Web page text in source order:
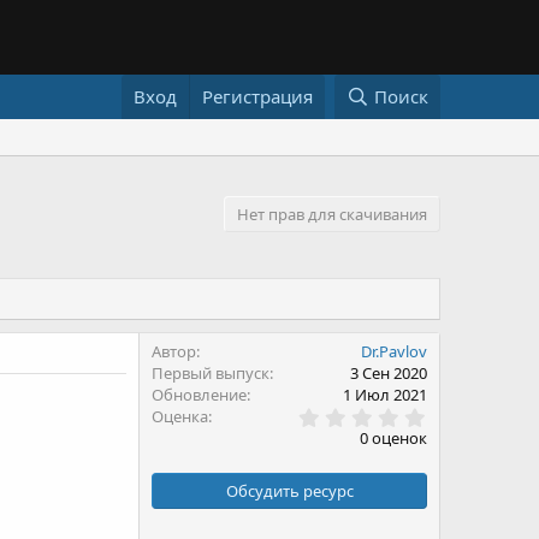
Вход Регистрация Поиск
Нет прав для скачивания
Автор
Dr.Pavlov
Первый выпуск
3 Сен 2020
Обновление
1 Июл 2021
Оценка
.
0
0
в
0 оценок
Обсудить ресурс